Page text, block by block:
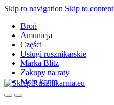
Skip to navigation Skip to content
Broń
Amunicja
Części
Usługi rusznikarskie
Marka Blitz
Zakupy na raty
Moje konto